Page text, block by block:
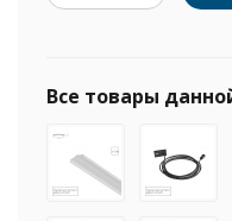
Все товары